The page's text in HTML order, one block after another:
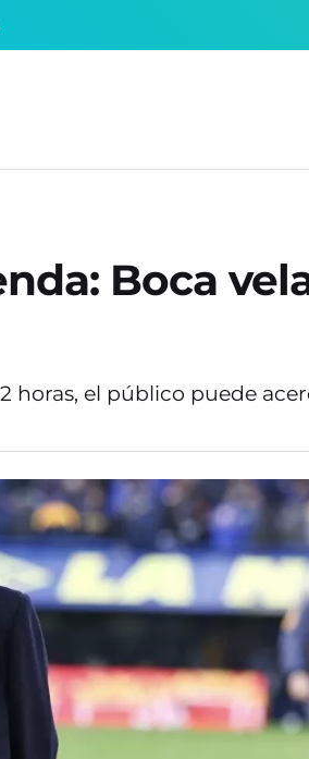
Boca
horas, el público puede